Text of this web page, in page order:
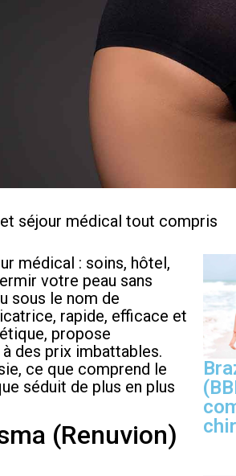
séjour médical tout compris
médical : soins, hôtel,
votre peau sans
sous le nom de
rapide, efficace et
propose
des prix imbattables.
ce que comprend le
séduit de plus en plus
(Renuvion)